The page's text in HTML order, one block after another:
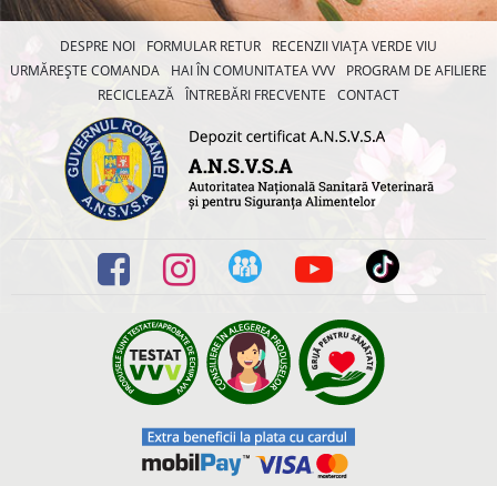
DESPRE NOI FORMULAR RETUR
RECENZII VIAȚA VERDE VIU
URMĂREȘTE COMANDA
HAI ÎN COMUNITATEA VVV
PROGRAM DE AFILIERE
RECICLEAZĂ ÎNTREBĂRI FRECVENTE CONTACT